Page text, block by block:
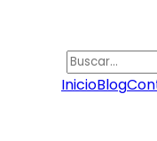
Search
InicioBlog